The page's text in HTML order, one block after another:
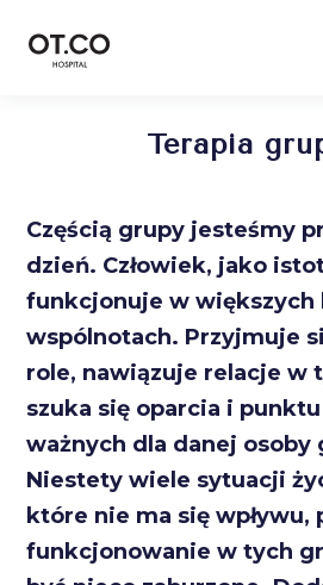
Terapia
Częścią grupy jesteśmy
dzień. Człowiek, jako
funkcjonuje w większych
wspólnotach. Przyjmuje
role, nawiązuje relacje w
szuka się oparcia i
ważnych dla danej osoby
Niestety wiele sytuacji
które nie ma się wpływu,
funkcjonowanie w tych